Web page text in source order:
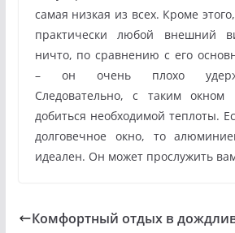
самая низкая из всех. Кроме
практически любой внешний
ничто, по сравнению с его
– он очень плохо
Следовательно, с таким
добиться необходимой теплоты.
долговечное окно, то
идеален. Он может прослужить
Комфортный отдых в